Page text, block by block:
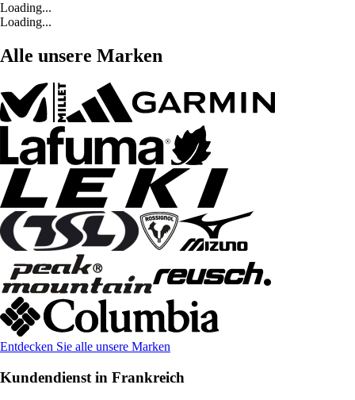
Loading...
Loading...
Alle unsere Marken
Entdecken Sie alle unsere Marken
Kundendienst in Frankreich